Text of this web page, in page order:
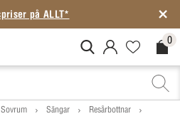
MitIlva.Login 0
Sovrum Sängar
Resårbottnar